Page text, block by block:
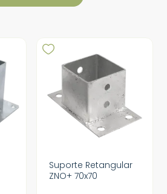
Suporte Retangular
ZNO+ 70x70